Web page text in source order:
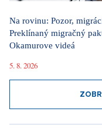
Na rovinu: Pozor,
Preklínaný migračný
Okamurove videá
5. 8. 2026